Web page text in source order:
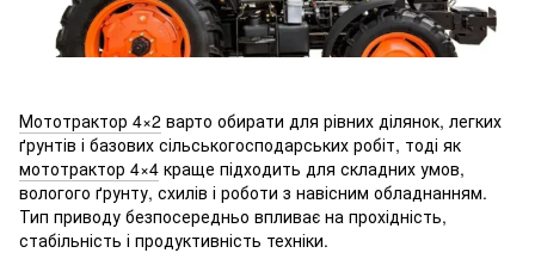
Мототрактор 4×2 варто обирати для рівних ділянок, легких
ґрунтів і базових сільськогосподарських робіт, тоді як
мототрактор 4×4 краще підходить для складних умов,
вологого ґрунту, схилів і роботи з навісним обладнанням.
Тип приводу безпосередньо впливає на прохідність,
стабільність і продуктивність техніки.